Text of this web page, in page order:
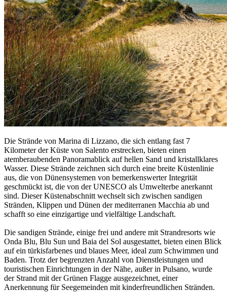
Die Strände von Marina di Lizzano, die sich entlang fast 7
Kilometer der Küste von Salento erstrecken, bieten einen
atemberaubenden Panoramablick auf hellen Sand und kristallklares
Wasser. Diese Strände zeichnen sich durch eine breite Küstenlinie
aus, die von Dünensystemen von bemerkenswerter Integrität
geschmückt ist, die von der UNESCO als Umwelterbe anerkannt
sind. Dieser Küstenabschnitt wechselt sich zwischen sandigen
Stränden, Klippen und Dünen der mediterranen Macchia ab und
schafft so eine einzigartige und vielfältige Landschaft.
Die sandigen Strände, einige frei und andere mit Strandresorts wie
Onda Blu, Blu Sun und Baia del Sol ausgestattet, bieten einen Blick
auf ein türkisfarbenes und blaues Meer, ideal zum Schwimmen und
Baden. Trotz der begrenzten Anzahl von Dienstleistungen und
touristischen Einrichtungen in der Nähe, außer in Pulsano, wurde
der Strand mit der Grünen Flagge ausgezeichnet, einer
Anerkennung für Seegemeinden mit kinderfreundlichen Stränden.